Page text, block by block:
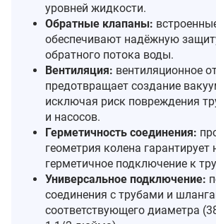
уровней жидкости.
Обратные клапаны:
обеспечивают надёжную
обратного потока воды.
Вентиляция: вентиляционное
предотвращает создание
исключая риск повреждения
и насосов.
Герметичность соединения:
геометрия колена гарантирует
герметичное подключение к
Универсальное подключение:
соединения с трубами и
соответствующего диаметра